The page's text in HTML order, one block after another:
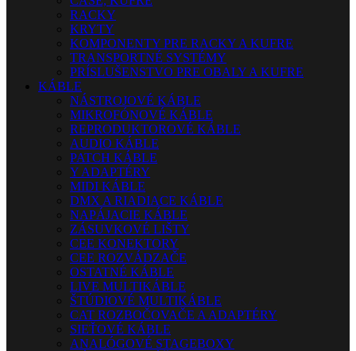
RACKY
KRYTY
KOMPONENTY PRE RACKY A KUFRE
TRANSPORTNÉ SYSTÉMY
PRÍSLUŠENSTVO PRE OBALY A KUFRE
KÁBLE
NÁSTROJOVÉ KÁBLE
MIKROFÓNOVÉ KÁBLE
REPRODUKTOROVÉ KÁBLE
AUDIO KÁBLE
PATCH KÁBLE
Y ADAPTÉRY
MIDI KÁBLE
DMX A RIADIACE KÁBLE
NAPÁJACIE KÁBLE
ZÁSUVKOVÉ LIŠTY
CEE KONEKTORY
CEE ROZVÁDZAČE
OSTATNÉ KÁBLE
LIVE MULTIKÁBLE
ŠTÚDIOVÉ MULTIKÁBLE
CAT ROZBOČOVAČE A ADAPTÉRY
SIEŤOVÉ KÁBLE
ANALÓGOVÉ STAGEBOXY